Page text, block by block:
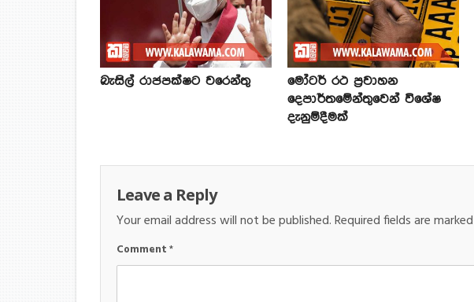
බැසිල් රාජපක්ෂට වරෙන්තු
මෝටර් රථ ප්‍රවාහන
දෙපාර්තමේන්තුවෙන් විශේෂ
දැනුම්දීමක්
Leave a Reply
Your email address will not be published.Required fields are marked
Comment*